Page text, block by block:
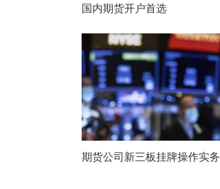
国内期货开户首选
期货公司新三板挂牌操作实务